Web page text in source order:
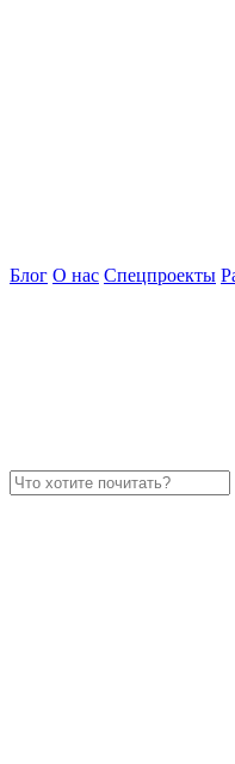
Блог О нас Спецпроекты